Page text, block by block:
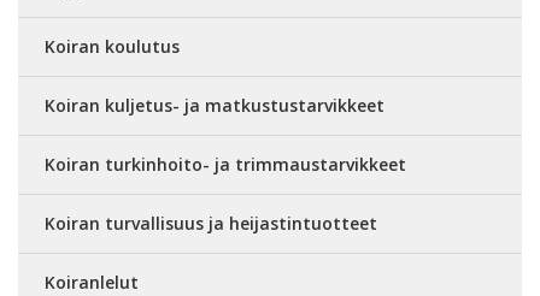
Koiran koulutus
Koiran kuljetus- ja matkustustarvikkeet
Koiran turkinhoito- ja trimmaustarvikkeet
Koiran turvallisuus ja heijastintuotteet
Koiranlelut